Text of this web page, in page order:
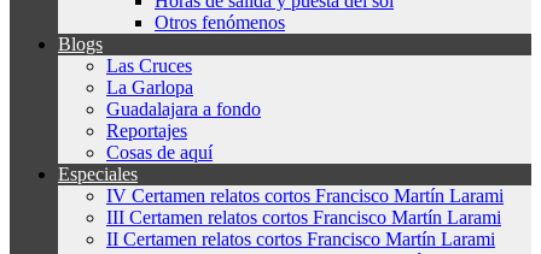
Otros fenómenos
Blogs
Las Cruces
La Garlopa
Guadalajara a fondo
Reportajes
Cosas de aquí
Especiales
IV Certamen relatos cortos Francisco Martín Larami
III Certamen relatos cortos Francisco Martín Larami
II Certamen relatos cortos Francisco Martín Larami